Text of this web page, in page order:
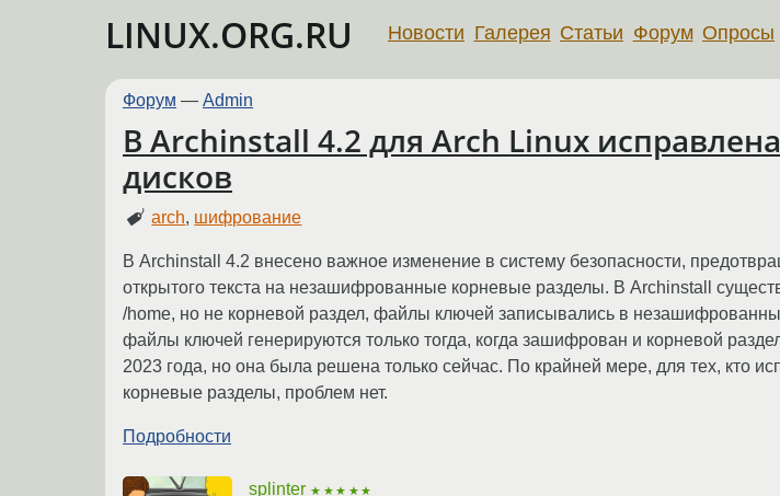
LINUX.ORG.RU Новости Галерея Статьи Форум Опросы
Форум — Admin
В Archinstall 4.2 для Arch Linux
дисков
arch, шифрование
В Archinstall 4.2 внесено важное изменение в систему безопасности,
открытого текста на незашифрованные корневые разделы. В Archinstall
/home, но не корневой раздел, файлы ключей записывались в
файлы ключей генерируются только тогда, когда зашифрован и корневой
2023 года, но она была решена только сейчас. По крайней мере, для тех, кто
корневые разделы, проблем нет.
Подробности
splinter ★★★★★